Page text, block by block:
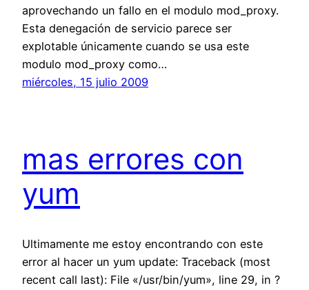
aprovechando un fallo en el modulo mod_proxy.
Esta denegación de servicio parece ser
explotable únicamente cuando se usa este
modulo mod_proxy como…
miércoles, 15 julio 2009
mas errores con
yum
Ultimamente me estoy encontrando con este
error al hacer un yum update: Traceback (most
recent call last): File «/usr/bin/yum», line 29, in ?